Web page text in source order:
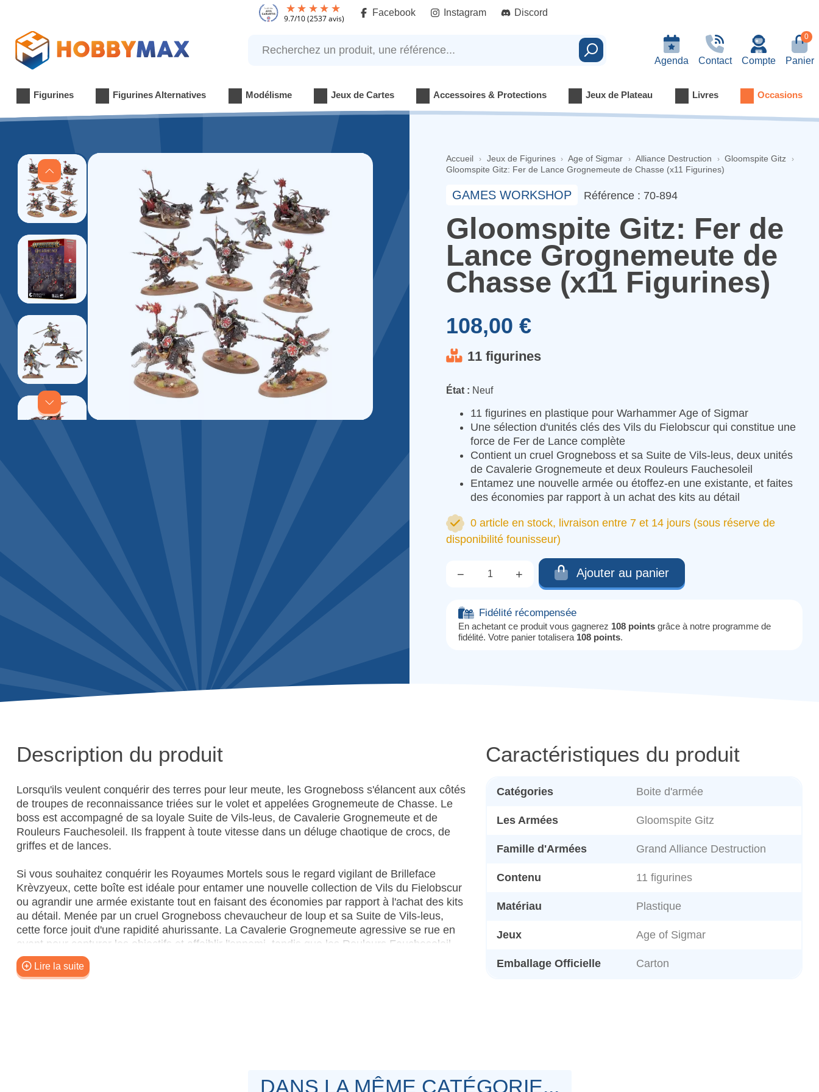
9.7 (2537 avis)
Facebook Instagram Discord
Agenda Contact
Recherchez un produit, une référence...
Rechercher Compte
0
Panier
Figurines Figurines Alternatives Modélisme Jeux de Cartes Accessoires & Protections Jeux de Plateau Livres Occasions
Accueil Jeux de Figurines Age of Sigmar Alliance Destruction
Gloomspite Gitz
Gloomspite Gitz: Fer de Lance Grognemeute de Chasse (x11 Figurines)
GAMES WORKSHOP Référence : 70-894
Gloomspite Gitz: Fer de
Lance Grognemeute de
Chasse (x11 Figurines)
108,00 €
11 figurines
État : Neuf
11 figurines en plastique pour Warhammer Age of Sigmar
Une sélection d'unités clés des Vils du Fielobscur qui constitue une
force de Fer de Lance complète
Contient un cruel Grogneboss et sa Suite de Vils-leus, deux unités
de Cavalerie Grognemeute et deux Rouleurs Fauchesoleil
Entamez une nouvelle armée ou étoffez-en une existante, et faites
des économies par rapport à un achat des kits au détail
0 article en stock, livraison entre 7 et 14 jours (sous réserve de
disponibilité founisseur)
− + Ajouter au panier
Fidélité récompensée
En achetant ce produit vous gagnerez 108 points grâce à notre programme de
fidélité. Votre panier totalisera 108 points.
Description du produit
Lorsqu'ils veulent conquérir des terres pour leur meute, les Grogneboss s'élancent aux côtés
de troupes de reconnaissance triées sur le volet et appelées Grognemeute de Chasse. Le
boss est accompagné de sa loyale Suite de Vils-leus, de Cavalerie Grognemeute et de
Rouleurs Fauchesoleil. Ils frappent à toute vitesse dans un déluge chaotique de crocs, de
griffes et de lances.
Si vous souhaitez conquérir les Royaumes Mortels sous le regard vigilant de Brilleface
Krèvzyeux, cette boîte est idéale pour entamer une nouvelle collection de Vils du Fielobscur
ou agrandir une armée existante tout en faisant des économies par rapport à l'achat des kits
au détail. Menée par un cruel Grogneboss chevaucheur de loup et sa Suite de Vils-leus,
cette force jouit d'une rapidité ahurissante. La Cavalerie Grognemeute agressive se rue en
avant pour capturer les objectifs et affaiblir l'ennemi, tandis que les Rouleurs Fauchesoleil
tranchent dans les cibles coriaces. Ces figurines composent une force de Fer de Lance
complète, ce qui vous permet de jouer rapidement des parties compactes et tactiques.
Les figurines de ce kit offrent un haut degré de personnalisation. Les Rouleurs Fauchesoleil
Lire la suite
Caractéristiques du produit
Catégories Boite d'armée
Les Armées Gloomspite Gitz
Famille d'Armées Grand Alliance Destruction
Contenu 11 figurines
Matériau Plastique
Jeux Age of Sigmar
Emballage Officielle Carton
DANS LA MÊME CATÉGORIE...